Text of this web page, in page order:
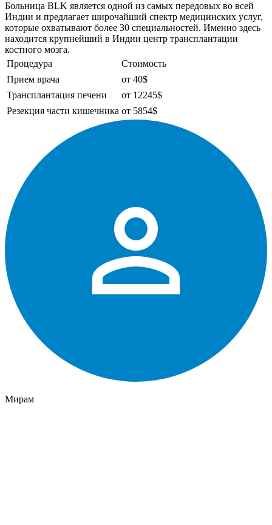
Больница BLK является одной из самых передовых во всей
Индии и предлагает широчайший спектр медицинских услуг,
которые охватывают более 30 специальностей. Именно здесь
находится крупнейший в Индии центр трансплантации
костного мозга.
Процедура
Стоимость
Прием врача
от 40$
Трансплантация печени
от 12245$
Резекция части кишечника от 5854$
Мирам